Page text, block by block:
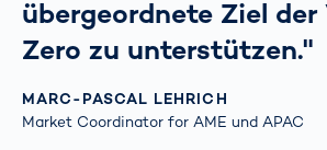
übergeordnete Ziel
Zero zu unterstützen."
MARC-PASCAL LEHRICH
Market Coordinator for AME und APAC